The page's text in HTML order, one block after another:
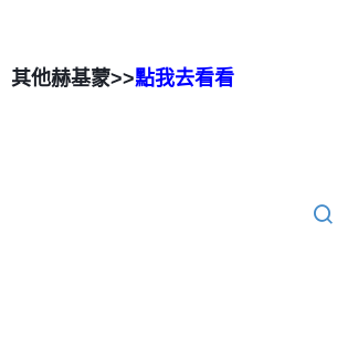
其他赫基蒙>>點我去看看